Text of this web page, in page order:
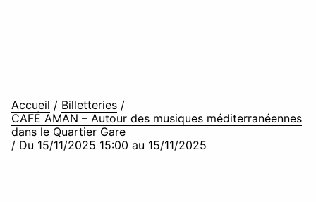
Accueil / Billetteries /
CAFÉ AMAN – Autour des musiques méditerranéennes
dans le Quartier Gare
/ Du 15/11/2025 15:00 au 15/11/2025